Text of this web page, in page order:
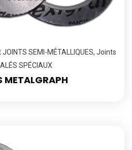
SEMI-MÉTALLIQUES, Joints
SPÉCIAUX
METALGRAPH